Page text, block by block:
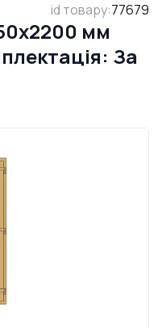
id товару:77679
мм
За